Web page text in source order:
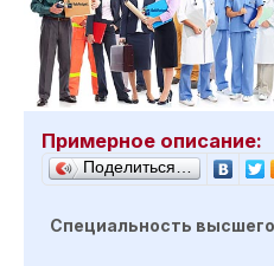
Примерное описание:
Поделиться…
Специальность